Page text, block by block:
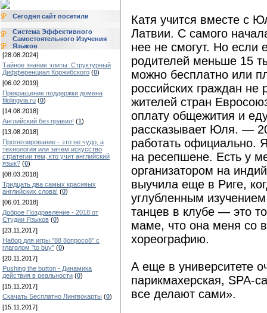
Сегодня сайт посетили
Система Эффективного
Самостоятельного Изучения
Языков
[28.08.2024]
Тайное знание элиты: Структурный
Дифференциал Коржибского (0)
[06.02.2019]
Прекращение поддержки домена
filolingvia.ru (0)
[14.08.2018]
Английский без правил! (1)
[13.08.2018]
Прогнозирование - это не чудо, а
технология или зачем искусство
стратегии тем, кто учит английский
язык? (0)
[08.03.2018]
Тридцать два самых красивых
английских слова! (0)
[06.01.2018]
Доброе Поздравление - 2018 от
Студии Языков (0)
[23.11.2017]
Набор для игры "88 8опросо8" с
глаголом "to buy" (0)
[20.11.2017]
Pushing the button - Динамика
действия в реальности (0)
[15.11.2017]
Скачать Бесплатно Лингвокарты (0)
[15.11.2017]
Катя учится вместе с
Латвии. С самого
нее не смогут. Но если
родителей меньше 15
можно бесплатно или
российских граждан не
жителей стран
оплату общежития и
рассказывает Юля. —
работать официально.
на ресепшене. Есть у
организатором на
выучила еще в Риге,
углубленным
танцев в клубе — это
маме, что она меня со
хореографию.
А еще в университете
парикмахерская, SPA-
все делают сами».